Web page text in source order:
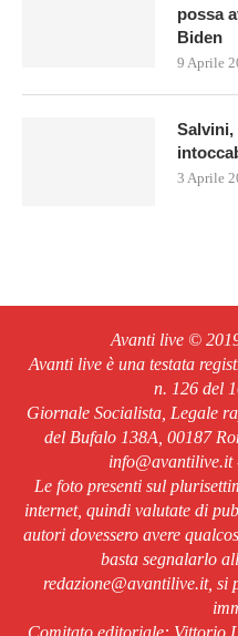
possa
Biden
9 Aprile
Salvini,
3 Aprile
Avanti live ©
Avanti live è una testata
n. 126 del
Giornale Socialista, Legale
del Bufalo 138A, 00187
info@avantilive.it
Le foto presenti sul
internet, quindi valutate di
autori dovessero avere
basta segnalarlo
redazione@avantilive.it, si